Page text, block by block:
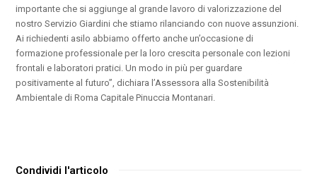
importante che si aggiunge al grande lavoro di valorizzazione del
nostro Servizio Giardini che stiamo rilanciando con nuove assunzioni.
Ai richiedenti asilo abbiamo offerto anche un’occasione di
formazione professionale per la loro crescita personale con lezioni
frontali e laboratori pratici. Un modo in più per guardare
positivamente al futuro”, dichiara l’Assessora alla Sostenibilità
Ambientale di Roma Capitale Pinuccia Montanari.
Condividi l'articolo